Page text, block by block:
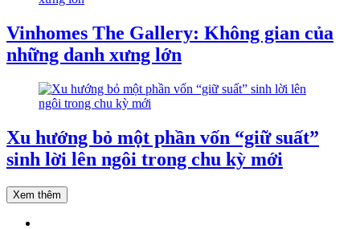
Vinhomes The Gallery: Không gian của
những danh xưng lớn
Xu hướng bỏ một phần vốn “giữ suất”
sinh lời lên ngôi trong chu kỳ mới
Xem thêm